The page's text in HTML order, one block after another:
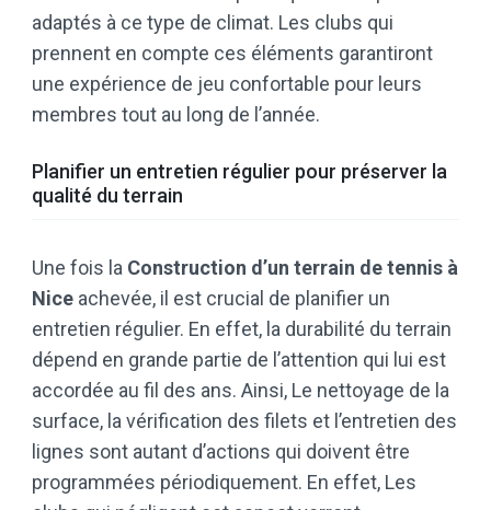
adaptés à ce type de climat. Les clubs qui
prennent en compte ces éléments garantiront
une expérience de jeu confortable pour leurs
membres tout au long de l’année.
Planifier un entretien régulier pour préserver la
qualité du terrain
Une fois la Construction d’un terrain de tennis à
Nice achevée, il est crucial de planifier un
entretien régulier. En effet, la durabilité du terrain
dépend en grande partie de l’attention qui lui est
accordée au fil des ans. Ainsi, Le nettoyage de la
surface, la vérification des filets et l’entretien des
lignes sont autant d’actions qui doivent être
programmées périodiquement. En effet, Les